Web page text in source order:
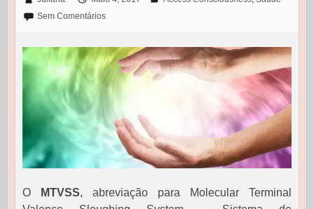
Sem Comentários
O MTVSS, abreviação para Molecular Terminal